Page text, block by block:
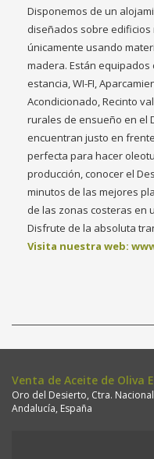
Disponemos de un
diseñados sobre
únicamente usando
madera. Están
estancia, WI-FI,
Acondicionado, Recinto
rurales de ensueño en el
encuentran justo en
perfecta para hacer
producción, conocer el
minutos de las mejores
de las zonas costeras en
Disfrute de la absoluta
Visita nuestra web:
Venta de Aceite de Oliva
Oro del Desierto, Ctra.
Andalucía, España